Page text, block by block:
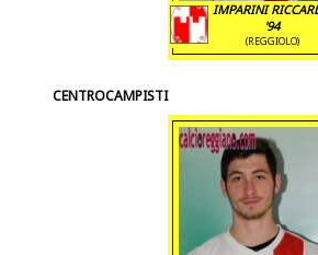
IMPARINI
'94
(REGGIOLO)
CENTROCAMPISTI